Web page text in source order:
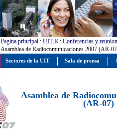
Pagína principal : UIT-R : Conferencias y
Asamblea de Radiocomunicaciones 2007 (AR-
Asamblea de
(AR-07)
Sectores de la UIT Sala de prensa